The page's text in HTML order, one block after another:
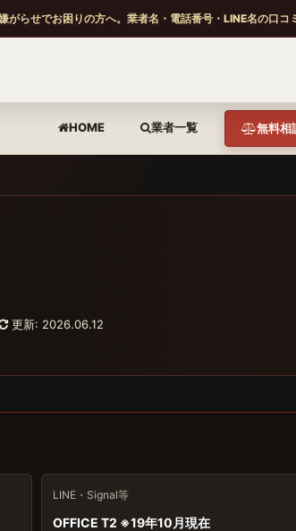
らせでお困りの方へ。業者名・電話番号・LINE名の口コ
HOME 業者一覧 無料相
更新: 2026.06.12
LINE・Signal等
OFFICE T2 ※19年10月現在